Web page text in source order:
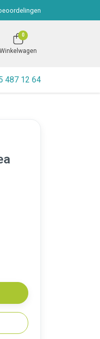
0
Winkelwagen
487 12 64